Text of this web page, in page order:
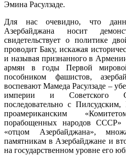
Эмина Расулзаде.
Для нас очевидно, что
Азербайджана носит
свидетельствует о политике
проводит Баку, искажая
и называя признанного в
армян в годы Первой
пособником фашистов,
воспевают Мамеда Расулзаде –
империи и Советского
последовательно с
проамериканским
порабощенных народов СССР»
«отцом Азербайджана»,
памятникам в Азербайджане и
на государственном уровне его